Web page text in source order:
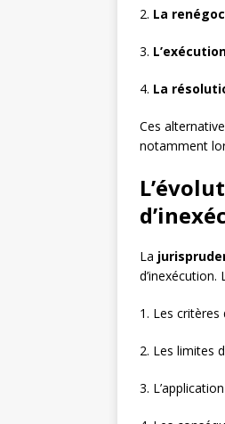
2. La
3.
4. La
Ces
notamment
La
1. Les critères
2. Les limites
3.